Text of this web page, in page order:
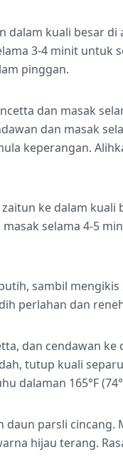
dalam kuali besar
3-4 minit untuk
pinggan.
dan masak
dan masak
keperangan.
ke dalam
selama 4-5
sambil
perlahan dan
dan cendawan
tutup kuali
dalaman 165°F
daun parsli
hijau terang.